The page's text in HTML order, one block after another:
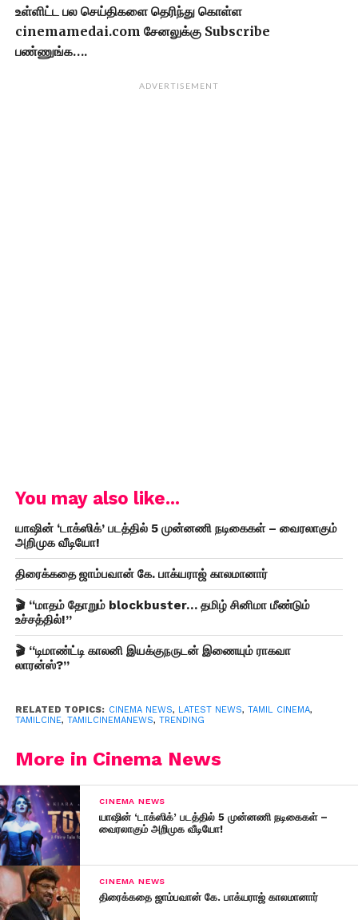
உள்ளிட்ட பல செய்திகளை தெரிந்து கொள்ள
cinemamedai.com சேனலுக்கு Subscribe
பண்ணுங்க….
ADVERTISEMENT
You may also like...
யாஷின் ‘டாக்ஸிக்’ படத்தில் 5 முன்னணி நடிகைகள் – வைரலாகும்
அறிமுக வீடியோ!
திரைக்கதை ஜாம்பவான் கே. பாக்யராஜ் காலமானார்
🎬 “மாதம் தோறும் blockbuster… தமிழ் சினிமா மீண்டும்
உச்சத்தில்!”
🎬 “டிமாண்ட்டி காலனி இயக்குநருடன் இணையும் ராகவா
லாரன்ஸ்?”
RELATED TOPICS: CINEMA NEWS, LATEST NEWS, TAMIL CINEMA,
TAMILCINE, TAMILCINEMANEWS, TRENDING
More in Cinema News
CINEMA NEWS
யாஷின் ‘டாக்ஸிக்’ படத்தில் 5 முன்னணி நடிகைகள் –
வைரலாகும் அறிமுக வீடியோ!
CINEMA NEWS
திரைக்கதை ஜாம்பவான் கே. பாக்யராஜ் காலமானார்